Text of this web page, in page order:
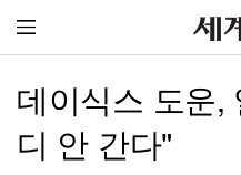
데이식스 도운,
디 안 간다"